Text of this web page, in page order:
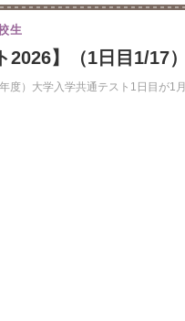
2026】（1日目1/
度）大学入学共通テスト1日目が1
生